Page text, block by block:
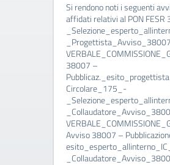
Si rendono noti i seguenti
affidati relativi al PON
38007 –
Circolare_175_-
Avviso 38007 –